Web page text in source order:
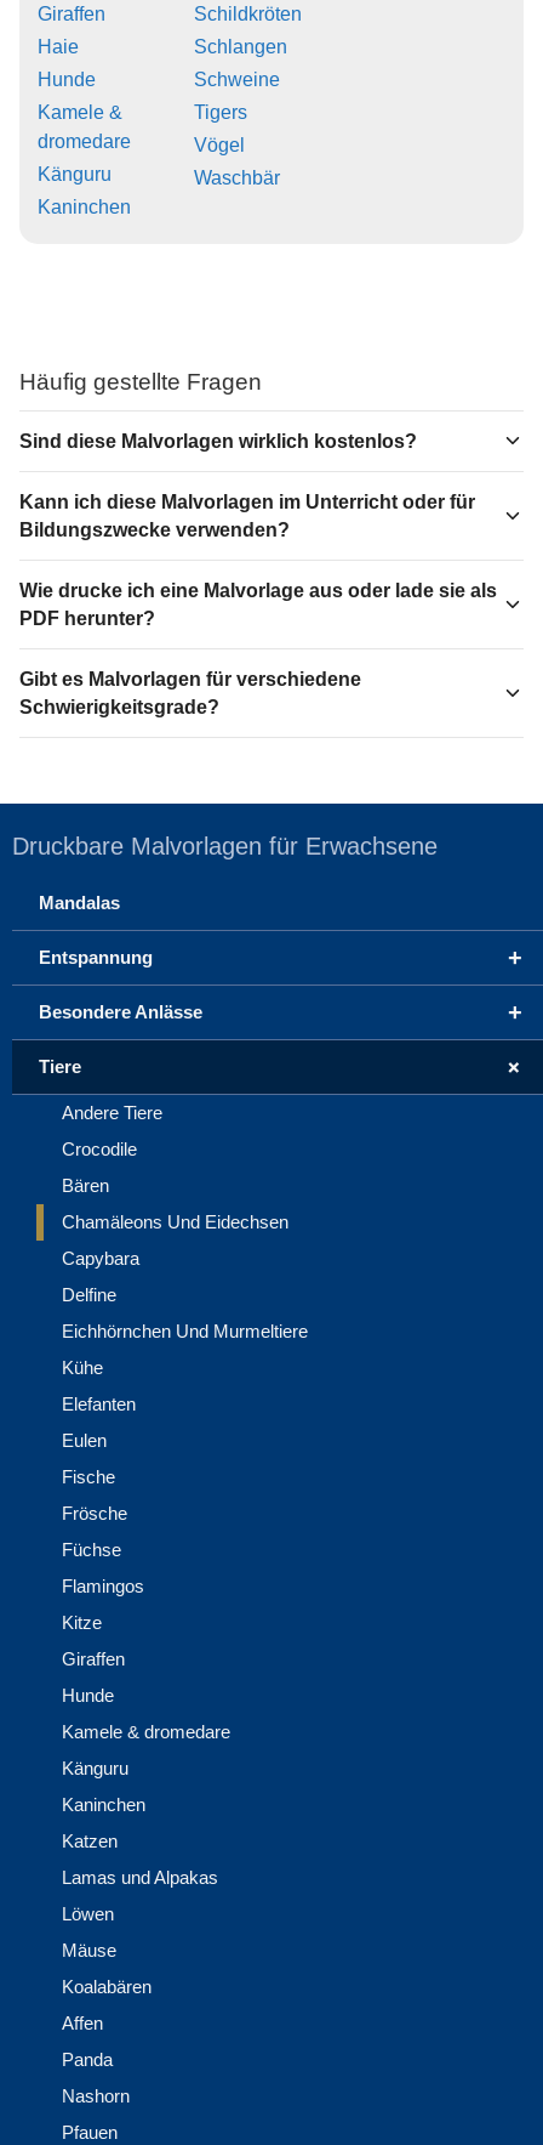
Giraffen
Haie
Hunde
Kamele &
dromedare
Känguru
Kaninchen
Schildkröten
Schlangen
Schweine
Tigers
Vögel
Waschbär
Häufig gestellte Fragen
Sind diese Malvorlagen wirklich kostenlos?
Kann ich diese Malvorlagen im Unterricht oder für
Bildungszwecke verwenden?
Wie drucke ich eine Malvorlage aus oder lade sie als
PDF herunter?
Gibt es Malvorlagen für verschiedene
Schwierigkeitsgrade?
Druckbare Malvorlagen für Erwachsene
Mandalas
+
Entspannung
+
Besondere Anlässe
+
Tiere
Andere Tiere
Crocodile
Bären
Chamäleons Und Eidechsen
Capybara
Delfine
Eichhörnchen Und Murmeltiere
Kühe
Elefanten
Eulen
Fische
Frösche
Füchse
Flamingos
Kitze
Giraffen
Hunde
Kamele & dromedare
Känguru
Kaninchen
Katzen
Lamas und Alpakas
Löwen
Mäuse
Koalabären
Affen
Panda
Nashorn
Pfauen